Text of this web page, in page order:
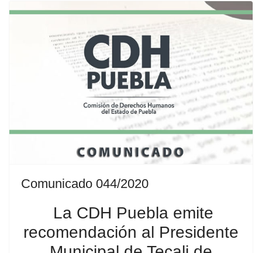
Comunicado 044/2020
La CDH Puebla emite
recomendación al Presidente